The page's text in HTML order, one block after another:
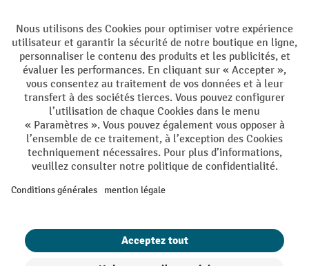
Conditions générales de vente Mentions Légales
Protection des Données Politique de cookies
All prices excl. VAT plusshipping costsand possible delivery charges,
if not stated otherwise.
s'applique pas aux prix spéciaux. Il n'est pas possible de le combiner
newsletter. Le bon, valable 10 jours, peut être utilisé en ligne pour
toute commande d'un montant net minimum de CHF 250. Le
pourcentage de remise varie selon la catégorie de produits, pouvant